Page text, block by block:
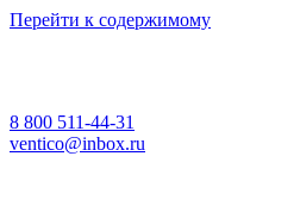
Перейти к содержимому
8 800 511-44-31
ventico@inbox.ru